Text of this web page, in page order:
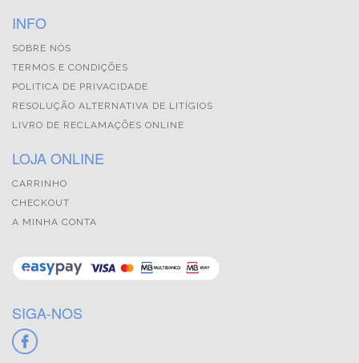
INFO
SOBRE NÓS
TERMOS E CONDIÇÕES
POLITICA DE PRIVACIDADE
RESOLUÇÃO ALTERNATIVA DE LITÍGIOS
LIVRO DE RECLAMAÇÕES ONLINE
LOJA ONLINE
CARRINHO
CHECKOUT
A MINHA CONTA
SIGA-NOS